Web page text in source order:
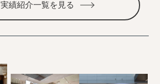
実績紹介一覧を見る